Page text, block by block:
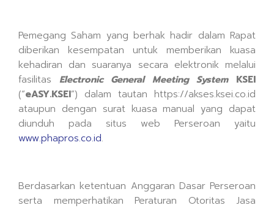
Pemegang Saham yang berhak hadir dalam Rapat
diberikan kesempatan untuk memberikan kuasa
kehadiran dan suaranya secara elektronik melalui
fasilitasElectronic General Meeting System
KSEI
(“eASY.KSEI”) dalam tautan https://akses.ksei.co.id
ataupun dengan surat kuasa manual yang dapat
diunduh pada situs web Perseroan yaitu
www.phapros.co.id.
Berdasarkan ketentuan Anggaran Dasar Perseroan
serta memperhatikan Peraturan Otoritas Jasa